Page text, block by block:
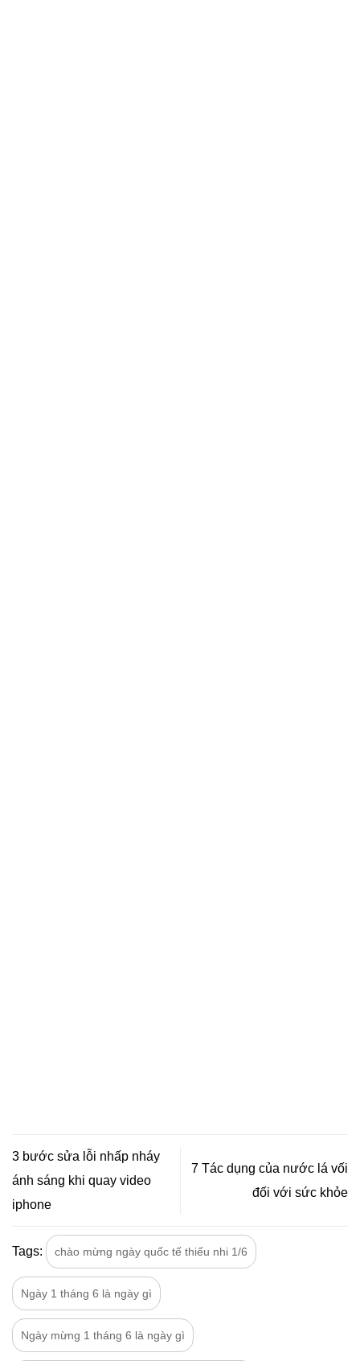
3 bước sửa lỗi nhấp nháy
ánh sáng khi quay video
iphone
7 Tác dụng của nước lá vối
đối với sức khỏe
Tags: chào mừng ngày quốc tế thiếu nhi 1/6
Ngày 1 tháng 6 là ngày gì
Ngày mừng 1 tháng 6 là ngày gì